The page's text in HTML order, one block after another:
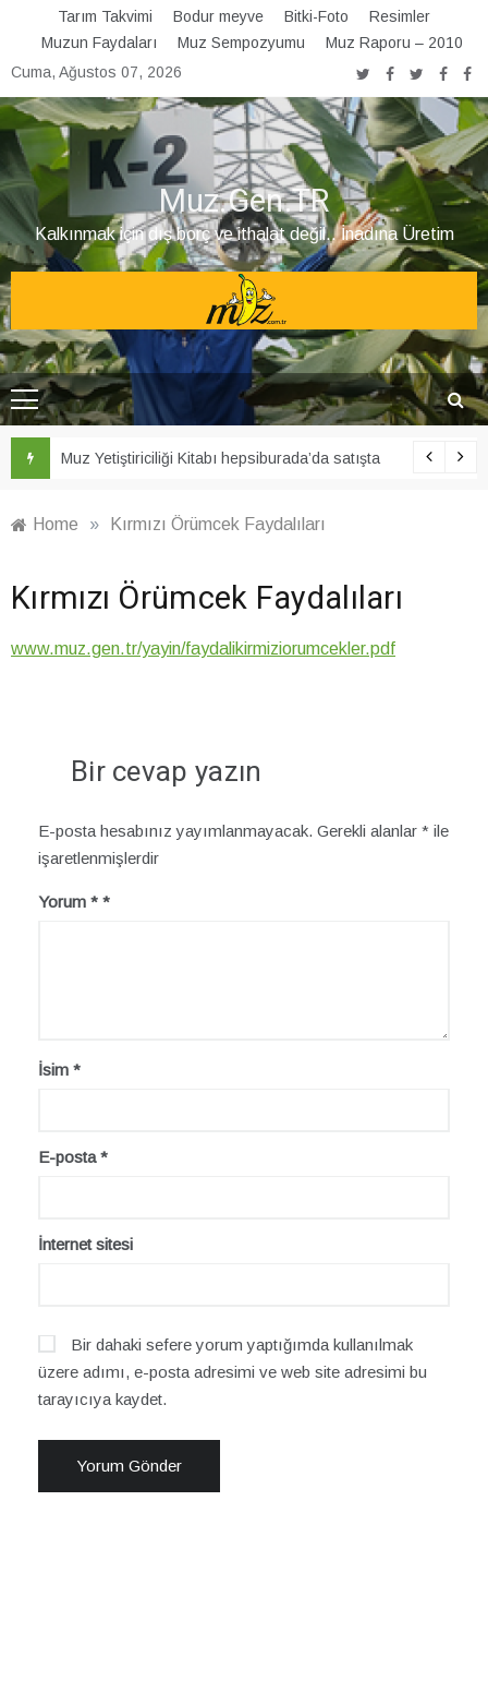
content
Tarım Takvimi Bodur meyve Bitki-Foto
Resimler
Muzun Faydaları
Muz Sempozyumu
Muz Raporu – 2010
Cuma, Ağustos 07, 2026
Muz.Gen.TR
Kalkınmak için dış borç ve ithalat değil.. İnadına Üretim
Şubat ayı Muz Bülteni yayınlandı
Home » Kırmızı Örümcek Faydalıları
Kırmızı Örümcek Faydalıları
www.muz.gen.tr/yayin/faydalikirmiziorumcekler.pdf
Bir cevap yazın
E-posta hesabınız yayımlanmayacak. Gerekli alanlar * ile
işaretlenmişlerdir
Yorum *
İsim *
E-posta*
İnternet sitesi
Bir dahaki sefere yorum yaptığımda kullanılmak
üzere adımı, e-posta adresimi ve web site adresimi bu
tarayıcıya kaydet.